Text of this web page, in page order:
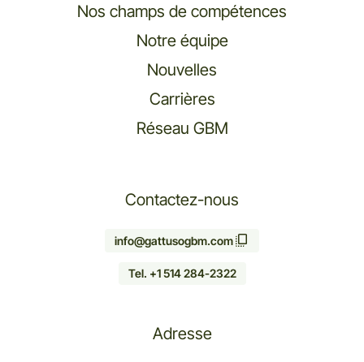
Nos champs de compétences
Notre équipe
Nouvelles
Carrières
Réseau GBM
Contactez-nous
info@gattusogbm.com
Tel. +1 514 284-2322
Adresse